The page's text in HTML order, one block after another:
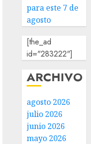
para este 7 de
agosto
[the_ad
id="283222"]
ARCHIVO
agosto 2026
julio 2026
junio 2026
mayo 2026